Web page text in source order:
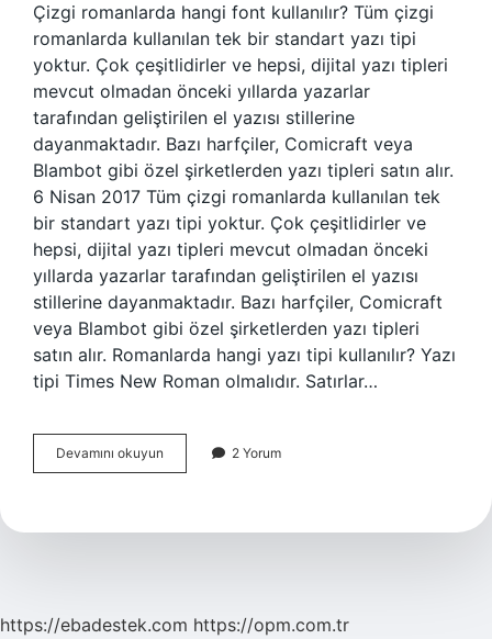
Çizgi romanlarda hangi font kullanılır? Tüm çizgi
romanlarda kullanılan tek bir standart yazı tipi
yoktur. Çok çeşitlidirler ve hepsi, dijital yazı tipleri
mevcut olmadan önceki yıllarda yazarlar
tarafından geliştirilen el yazısı stillerine
dayanmaktadır. Bazı harfçiler, Comicraft veya
Blambot gibi özel şirketlerden yazı tipleri satın alır.
6 Nisan 2017 Tüm çizgi romanlarda kullanılan tek
bir standart yazı tipi yoktur. Çok çeşitlidirler ve
hepsi, dijital yazı tipleri mevcut olmadan önceki
yıllarda yazarlar tarafından geliştirilen el yazısı
stillerine dayanmaktadır. Bazı harfçiler, Comicraft
veya Blambot gibi özel şirketlerden yazı tipleri
satın alır. Romanlarda hangi yazı tipi kullanılır? Yazı
tipi Times New Roman olmalıdır. Satırlar…
Devamını okuyun
Romanlarda
Tipi
2 Yorum
https://ebadestek.com https://opm.com.tr